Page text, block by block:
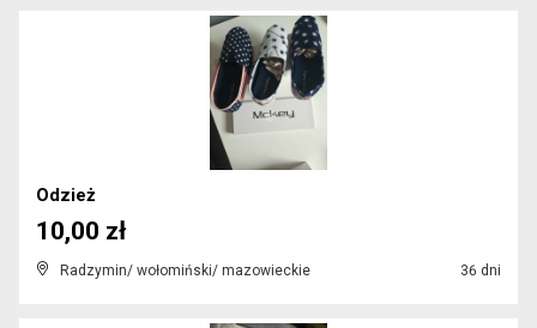
Odzież
Radzymin/ wołomiński/ mazowieckie 36 dni
10,00 zł